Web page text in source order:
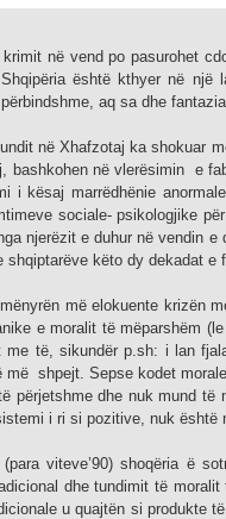
14/10/
MIA PËR
BANOR I
12/09/
në vend po pasurohet
është kthyer në
aq sa dhe
në Xhafzotaj ka shokuar
bashkohen në vlerësimin e
i kësaj marrëdhënie
sociale- psikologjike
njerëzit e duhur në vendin
shqiptarëve këto dy dekadat e
më elokuente krizën
e moralit të mëparshëm
të, sikundër p.sh: i lan
shpejt. Sepse kodet
përjetshme dhe nuk mund
i ri si pozitive, nuk është
viteve’90) shoqëria ë
dhe tundimit të
u quajtën si produkte